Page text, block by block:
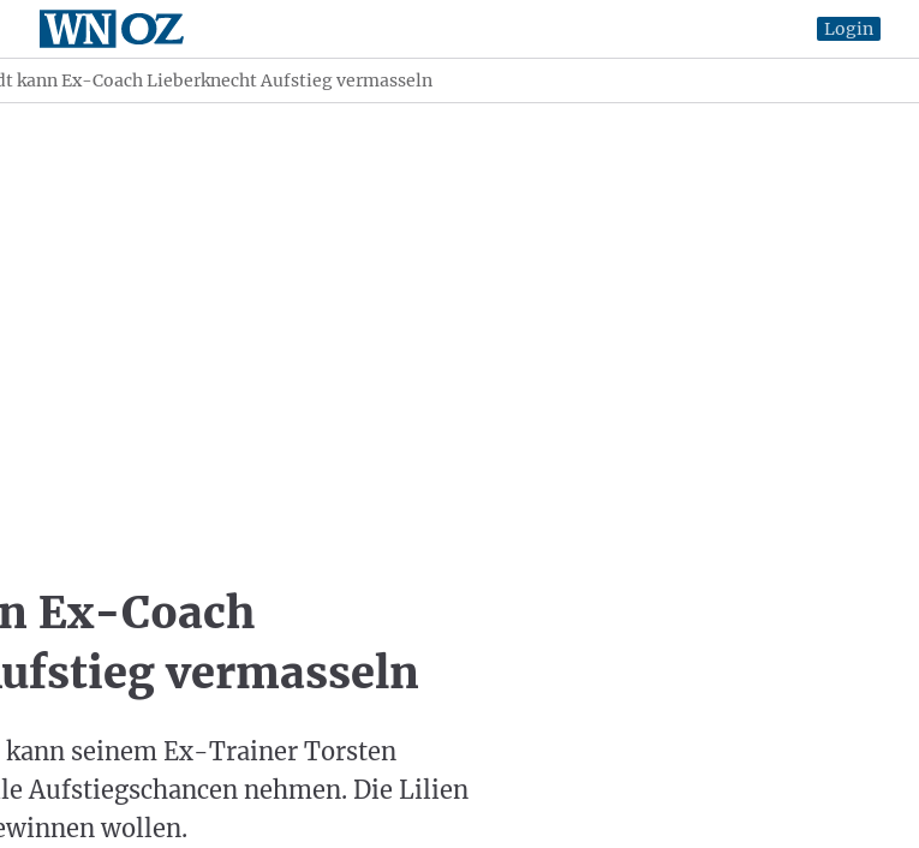
Login
kann Ex-Coach Lieberknecht Aufstieg vermasseln
Ex-Coach
vermasseln
seinem Ex-Trainer Torsten
Aufstiegschancen nehmen. Die Lilien
wollen.